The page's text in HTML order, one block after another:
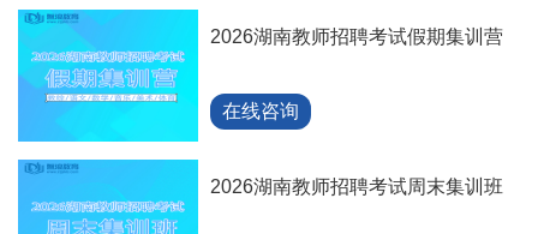
2026湖南教师招聘考试假期集训营
在线咨询
2026湖南教师招聘考试周末集训班